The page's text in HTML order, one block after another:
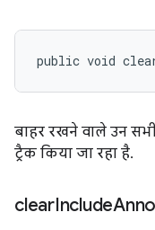
public void
बाहर रखने वाले उन
ट्रैक किया जा रहा है.
clearInclude